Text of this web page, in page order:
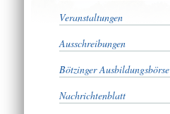
Veranstaltungen
Ausschreibungen
Bötzinger Ausbildungsbörse
Nachrichtenblatt